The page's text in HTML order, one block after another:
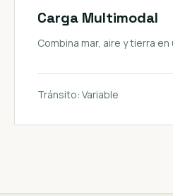
Carga Multimodal
Combina mar, aire y tierra en
Tránsito: Variable